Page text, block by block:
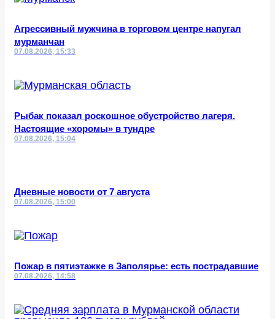
Агрессивный мужчина в торговом центре напугал
мурманчан
07.08.2026, 15:33
Рыбак показал роскошное обустройство лагеря.
Настоящие «хоромы» в тундре
07.08.2026, 15:04
Дневные новости от 7 августа
07.08.2026, 15:00
Пожар в пятиэтажке в Заполярье: есть пострадавшие
07.08.2026, 14:58